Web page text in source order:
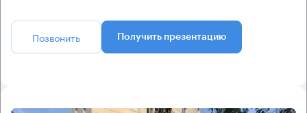
Позвонить Получить презентацию